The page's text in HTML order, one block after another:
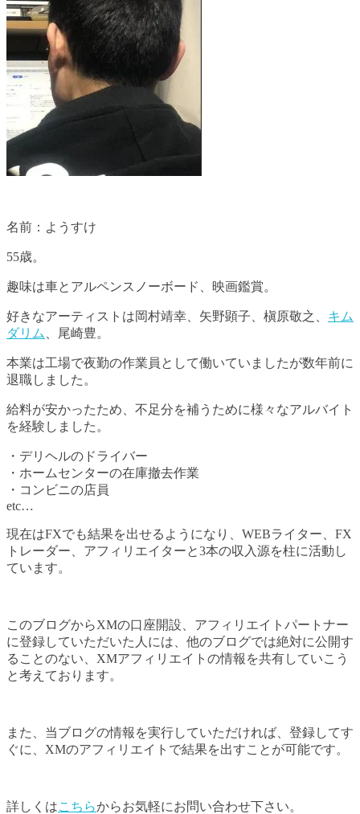
名前：ようすけ
55歳。
趣味は車とアルペンスノーボード、映画鑑賞。
好きなアーティストは岡村靖幸、矢野顕子、槇原敬之、 キム
ダリム
、尾崎豊。
本業は工場で夜勤の作業員として働いていましたが数年前に
退職しました。
給料が安かったため、不足分を補うために様々なアルバイト
を経験しました。
・デリヘルのドライバー
・ホームセンターの在庫撤去作業
・コンビニの店員
etc…
現在はFXでも結果を出せるようになり、WEBライター、FX
トレーダー、アフィリエイターと3本の収入源を柱に活動し
ています。
このブログからXMの口座開設、アフィリエイトパートナー
に登録していただいた人には、他のブログでは絶対に公開す
ることのない、XMアフィリエイトの情報を共有していこう
と考えております。
また、当ブログの情報を実行していただければ、登録してす
ぐに、XMのアフィリエイトで結果を出すことが可能です。
詳しくはこちらからお気軽にお問い合わせ下さい。